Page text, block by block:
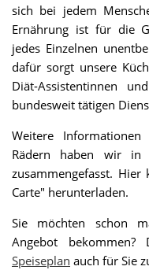
sich bei jedem
Ernährung ist für die
jedes Einzelnen
dafür sorgt unsere
Diät-Assistentinnen
bundesweit tätigen
Weitere
Rädern haben wir in
zusammengefasst.
Carte" herunterladen.
Sie möchten schon
Angebot
Speiseplan auch für Sie